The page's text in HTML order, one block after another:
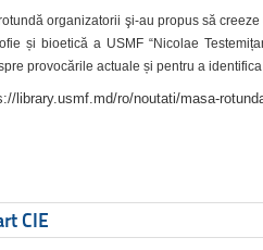
organizatorii şi-au propus să
și bioetică a USMF “Nicolae
provocările actuale și pentru a
library.usmf.md/ro/noutati/masa-
CIE